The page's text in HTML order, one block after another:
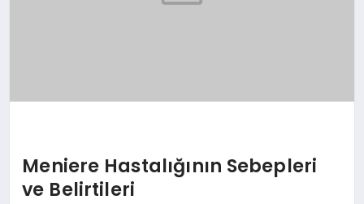
Meniere Hastalığının Sebepleri
ve Belirtileri